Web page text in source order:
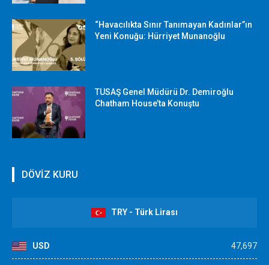
“Havacılıkta Sınır Tanımayan Kadınlar”ın
Yeni Konuğu: Hürriyet Munanoğlu
TUSAŞ Genel Müdürü Dr. Demiroğlu
Chatham House’ta Konuştu
DÖVİZ KURU
TRY - Türk Lirası
USD 47,697